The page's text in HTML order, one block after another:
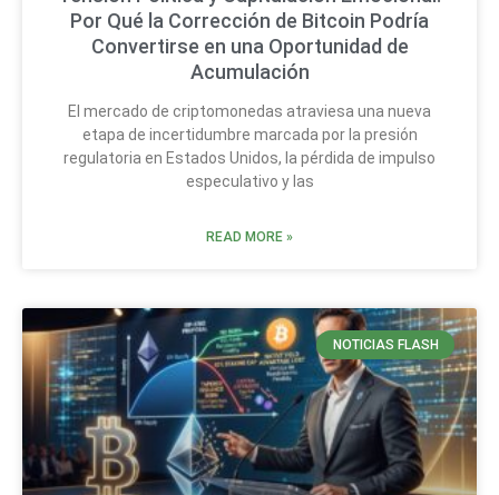
Por Qué la Corrección de Bitcoin Podría
Convertirse en una Oportunidad de
Acumulación
El mercado de criptomonedas atraviesa una nueva
etapa de incertidumbre marcada por la presión
regulatoria en Estados Unidos, la pérdida de impulso
especulativo y las
READ MORE »
NOTICIAS FLASH